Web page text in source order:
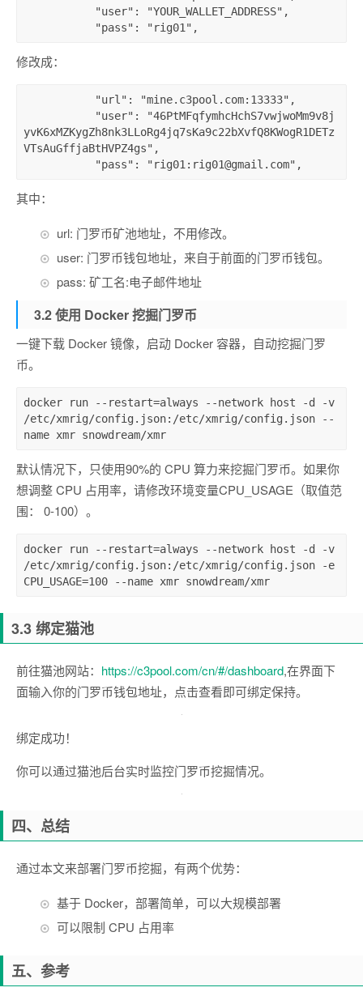
"user" : "YOUR_WALLET_ADDRESS" ,
"pass" : "rig01" ,
修改成：
"url" : "mine.c3pool.com:13333" ,
"user" :
"46PtMFqfymhcHchS7vwjwoMm9v8j
yvK6xMZKygZh8nk3LLoRg4jq7sKa9c22bXvfQ8KWogR1DETz
VTsAuGffjaBtHVPZ4gs" ,
"pass" : "rig01:rig01@gmail.com" ,
其中：
url: 门罗币矿池地址，不用修改。
user: 门罗币钱包地址，来自于前面的门罗币钱包。
pass: 矿工名:电子邮件地址
3.2 使用 Docker 挖掘门罗币
一键下载 Docker 镜像，启动 Docker 容器，自动挖掘门罗
币。
docker run -- restart=always --network host -d -
/etc/xmrig/config . json: /etc/xmrig/config . json
--
name xmr snowdream/xmr
默认情况下，只使用90%的 CPU 算力来挖掘门罗币。如果你
想调整 CPU 占用率，请修改环境变量CPU_USAGE（取值范
围： 0-100）。
docker run -- restart=always --network host -d -
/etc/xmrig/config . json: /etc/xmrig/config . json -e
CPU_USAGE=100 --name xmr snowdream/xmr
3.3 绑定猫池
前往猫池网站： https://c3pool.com/cn/#/dashboard,在界面下
面输入你的门罗币钱包地址，点击查看即可绑定保持。
绑定成功！
你可以通过猫池后台实时监控门罗币挖掘情况。
四、总结
通过本文来部署门罗币挖掘，有两个优势：
基于 Docker，部署简单，可以大规模部署
可以限制 CPU 占用率
五、参考